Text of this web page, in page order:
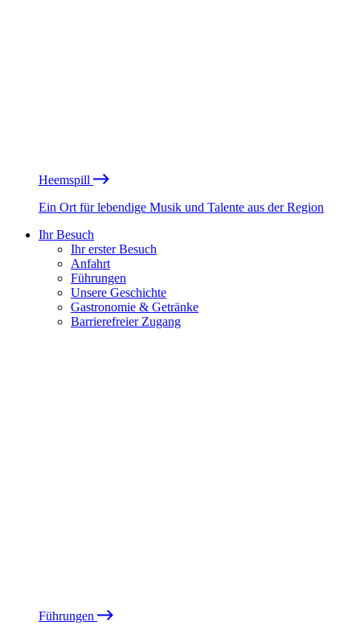
Heemspill
Ein Ort für lebendige Musik und Talente aus der Region
Ihr Besuch
Ihr erster Besuch
Anfahrt
Führungen
Unsere Geschichte
Gastronomie & Getränke
Barrierefreier Zugang
Führungen